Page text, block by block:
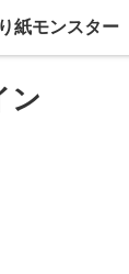
ン
紙モンスター